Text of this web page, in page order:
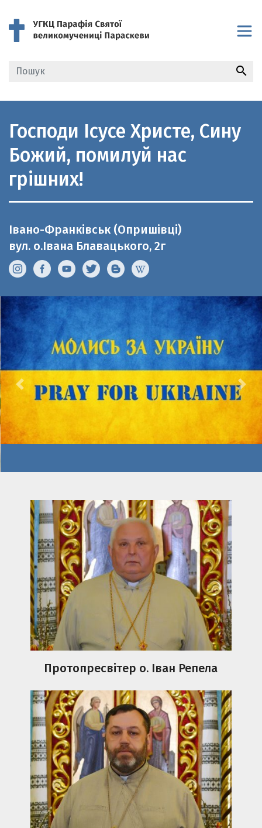
search
Господи Ісусе Христе, Сину
Божий, помилуй нас
грішних!
Івано-Франківськ (Опришівці)
вул. о.Івана Блавацького, 2г
Previous
Протопресвітер о. Іван Репела